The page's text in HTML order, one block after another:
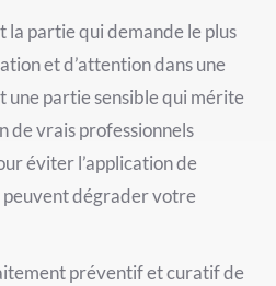
la partie qui demande le plus
et d’attention dans une
une partie sensible qui mérite
de vrais professionnels
éviter l’application de
peuvent dégrader votre
préventif et curatif de